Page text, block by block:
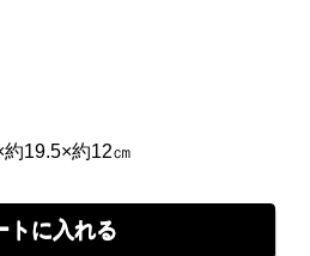
19.5×約12㎝